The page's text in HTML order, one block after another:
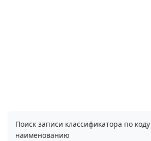
Поиск записи классификатора по
наименованию